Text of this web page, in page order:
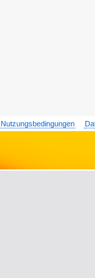
Nutzungsbedingungen